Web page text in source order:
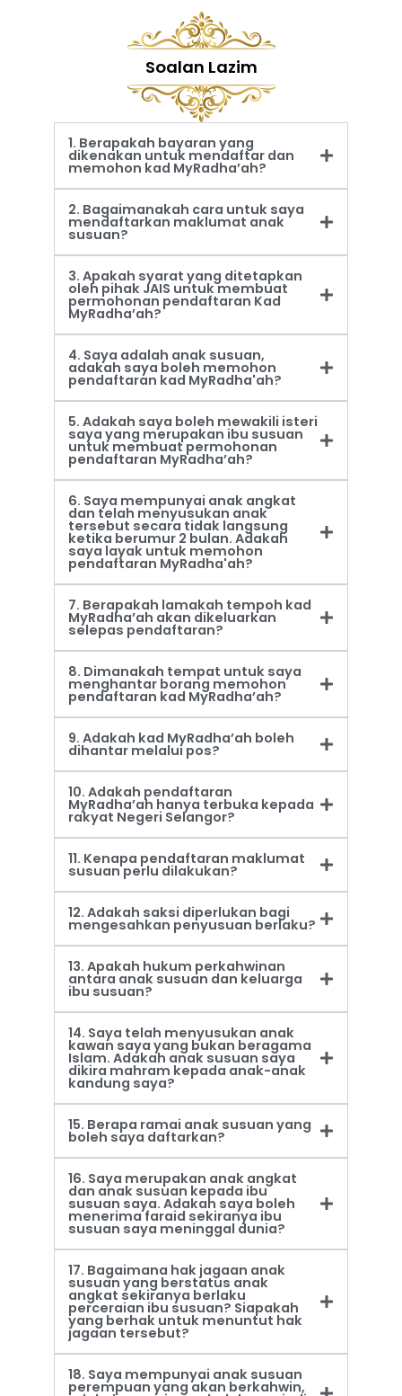
Soalan Lazim
1. Berapakah bayaran yang
dikenakan untuk mendaftar dan
memohon kad MyRadha’ah?
2. Bagaimanakah cara untuk saya
mendaftarkan maklumat anak
susuan?
3. Apakah syarat yang ditetapkan
oleh pihak JAIS untuk membuat
permohonan pendaftaran Kad
MyRadha’ah?
4. Saya adalah anak susuan,
adakah saya boleh memohon
pendaftaran kad MyRadha'ah?
5. Adakah saya boleh mewakili isteri
saya yang merupakan ibu susuan
untuk membuat permohonan
pendaftaran MyRadha’ah?
6. Saya mempunyai anak angkat
dan telah menyusukan anak
tersebut secara tidak langsung
ketika berumur 2 bulan. Adakah
saya layak untuk memohon
pendaftaran MyRadha'ah?
7. Berapakah lamakah tempoh kad
MyRadha’ah akan dikeluarkan
selepas pendaftaran?
8. Dimanakah tempat untuk saya
menghantar borang memohon
pendaftaran kad MyRadha’ah?
9. Adakah kad MyRadha’ah boleh
dihantar melalui pos?
10. Adakah pendaftaran
MyRadha’ah hanya terbuka kepada
rakyat Negeri Selangor?
11. Kenapa pendaftaran maklumat
susuan perlu dilakukan?
12. Adakah saksi diperlukan bagi
mengesahkan penyusuan berlaku?
13. Apakah hukum perkahwinan
antara anak susuan dan keluarga
ibu susuan?
14. Saya telah menyusukan anak
kawan saya yang bukan beragama
Islam. Adakah anak susuan saya
dikira mahram kepada anak-anak
kandung saya?
15. Berapa ramai anak susuan yang
boleh saya daftarkan?
16. Saya merupakan anak angkat
dan anak susuan kepada ibu
susuan saya. Adakah saya boleh
menerima faraid sekiranya ibu
susuan saya meninggal dunia?
17. Bagaimana hak jagaan anak
susuan yang berstatus anak
angkat sekiranya berlaku
perceraian ibu susuan? Siapakah
yang berhak untuk menuntut hak
jagaan tersebut?
18. Saya mempunyai anak susuan
perempuan yang akan berkahwin,